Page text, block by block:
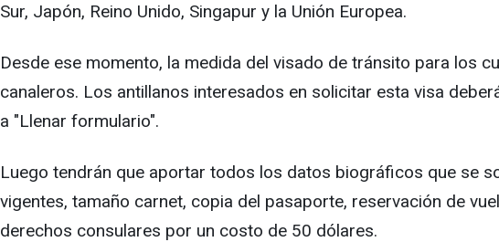
Sur, Japón, Reino Unido, Singapur y la Unión Europea.
Desde ese momento, la medida del visado de tránsito para los
canaleros. Los antillanos interesados en solicitar esta visa
a "Llenar formulario".
Luego tendrán que aportar todos los datos biográficos que se
vigentes, tamaño carnet, copia del pasaporte, reservación de
derechos consulares por un costo de 50 dólares.